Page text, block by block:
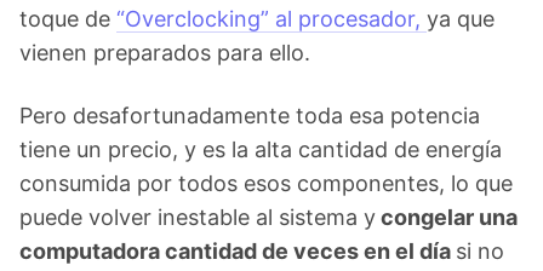
toque de “Overclocking” al procesador, ya que
vienen preparados para ello.
Pero desafortunadamente toda esa potencia
tiene un precio, y es la alta cantidad de energía
consumida por todos esos componentes, lo que
puede volver inestable al sistema ycongelar una
computadora cantidad de veces en el día si no